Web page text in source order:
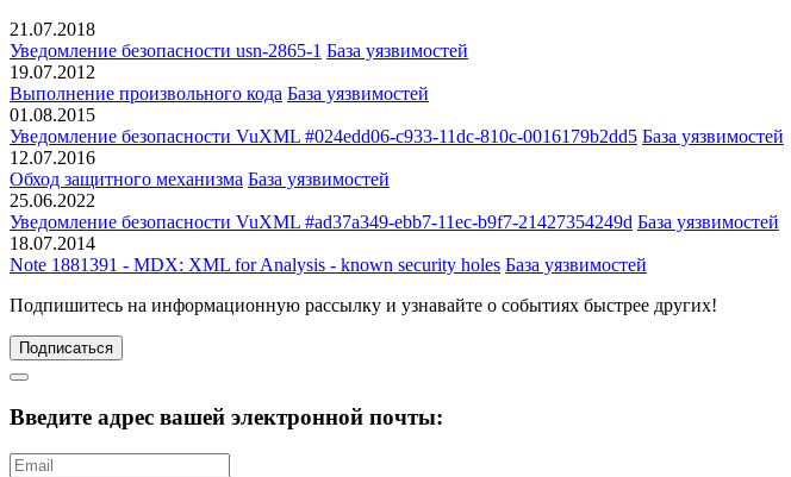
21.07.2018
Уведомление безопасности usn-2865-1 База уязвимостей
19.07.2012
Выполнение произвольного кода База уязвимостей
01.08.2015
Уведомление безопасности VuXML #024edd06-c933-11dc-810c-0016179b2dd5 База уязвимостей
12.07.2016
Обход защитного механизма База уязвимостей
25.06.2022
Уведомление безопасности VuXML #ad37a349-ebb7-11ec-b9f7-21427354249d База уязвимостей
18.07.2014
Note 1881391 - MDX: XML for Analysis - known security holes База уязвимостей
Подпишитесь на информационную рассылку и узнавайте о событиях быстрее других!
Подписаться
Введите адрес вашей электронной почты: